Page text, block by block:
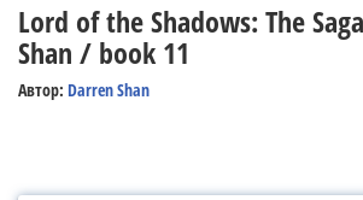
Lord of the Shadows: The
Shan / book 11
Автор: Darren Shan